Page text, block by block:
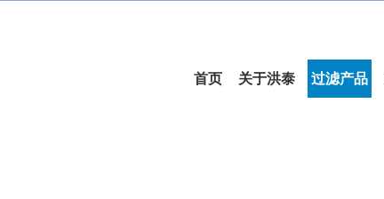
首页 关于洪泰 过滤产品